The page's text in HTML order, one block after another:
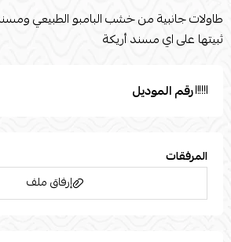
طاولات جانبية من خشب البامبو الطبيعي
ثبيتها على اي مسند أريكة
رقم الموديل
المرفقات
إرفاق ملف